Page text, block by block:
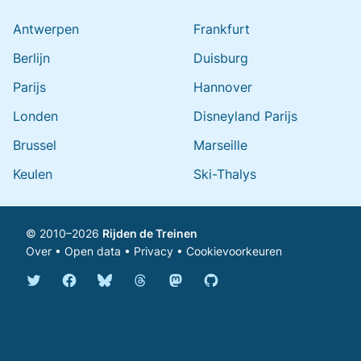
Antwerpen
Berlijn
Parijs
Londen
Brussel
Keulen
Frankfurt
Duisburg
Hannover
Disneyland Parijs
Marseille
Ski-Thalys
© 2010–2026 Rijden de Treinen
Over • Open data • Privacy • Cookievoorkeuren